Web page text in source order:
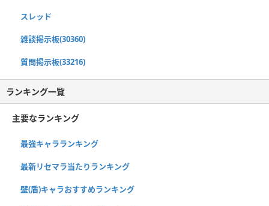
スレッド
雑談掲示板(30360)
質問掲示板(33216)
ランキング一覧
主要なランキング
最強キャラランキング
最新リセマラ当たりランキング
壁(盾)キャラおすすめランキング